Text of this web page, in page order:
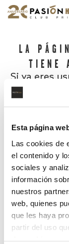
Esta página
Las cookies de
el contenido y
sociales y
información
nuestros
web, quienes
que les haya
partir del uso
LA
TIENE
Si ya eres
¿Has olvidado tu